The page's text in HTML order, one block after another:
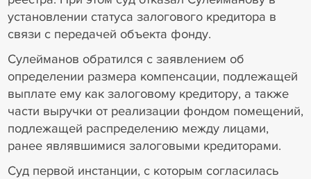
установлении статуса залогового кредитора в
связи с передачей объекта фонду.
Сулейманов обратился с заявлением об
определении размера компенсации, подлежащей
выплате ему как залоговому кредитору, а также
части выручки от реализации фондом помещений,
подлежащей распределению между лицами,
ранее являвшимися залоговыми кредиторами.
Суд первой инстанции, с которым согласилась